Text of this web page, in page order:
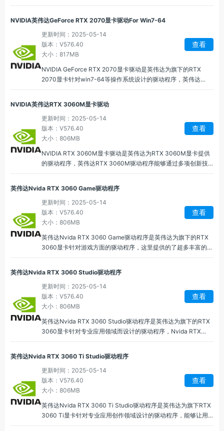
置最佳的图形配置，包括分辨率、图形细节和帧数等，能够获取
流畅的游戏体验。
NVIDIA英伟达GeForce RTX 2070显卡驱动For Win7-64
更新时间：2025-05-14
版本：V576.40
大小：817MB
查看
NVIDIA GeForce RTX 2070显卡驱动是英伟达为旗下的RTX
2070显卡针对win7-64等操作系统设计的驱动程序，英伟达
戏或应用兼容性问题、优化新技术的支持，并增强系统稳定性。
NVIDIA英伟达RTX 3060M显卡驱动
更新时间：2025-05-14
版本：V576.40
大小：806MB
查看
NVIDIA RTX 3060M显卡驱动是英伟达为RTX 3060M显卡提供
的驱动程序，英伟达RTX 3060M驱动程序能够通过多项创新技
的Game Ready驱动和Studio驱动能够更好的显卡处理能力。
英伟达Nvida RTX 3060 Game驱动程序
更新时间：2025-05-14
版本：V576.40
大小：806MB
查看
英伟达Nvida RTX 3060 Game驱动程序是英伟达为旗下的RTX
3060显卡针对游戏方面的驱动程序，这里提供的了超多丰富的优
备发挥出更好的性能表现，让游戏玩家能够获取更迅速的反应。
英伟达Nvida RTX 3060 Studio驱动程序
更新时间：2025-05-14
版本：V576.40
大小：806MB
查看
英伟达Nvida RTX 3060 Studio驱动程序是英伟达为旗下的RTX
3060显卡针对专业应用领域而设计的驱动程序，Nvida RTX
意专业人士顺利完成各种创意任务。
英伟达Nvida RTX 3060 Ti Studio驱动程序
更新时间：2025-05-14
版本：V576.40
大小：806MB
查看
英伟达Nvida RTX 3060 Ti Studio驱动程序是英伟达为旗下RTX
3060 Ti显卡针对专业应用创作领域设计的驱动程序，能够让用